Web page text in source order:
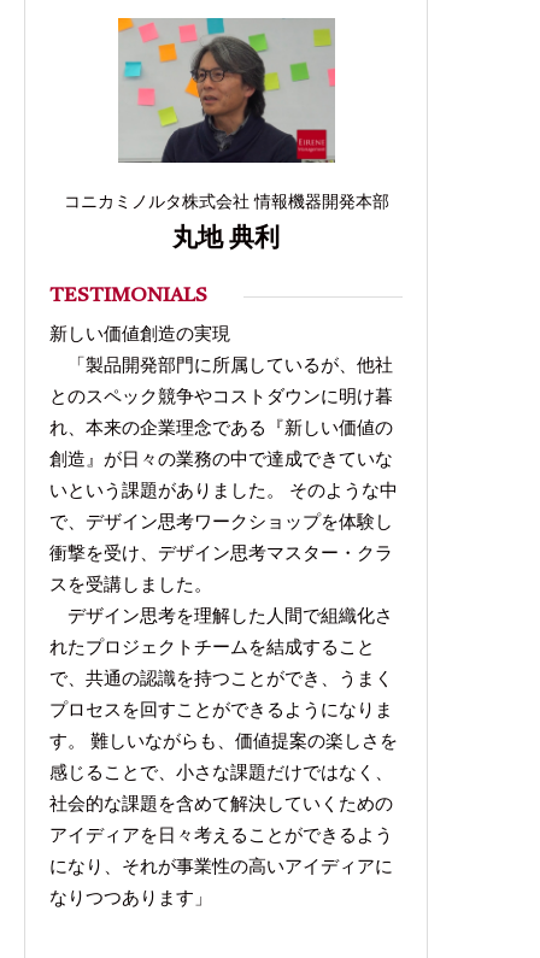
コニカミノルタ株式会社 情報機器開発本部
丸地 典利
TESTIMONIALS
新しい価値創造の実現
「製品開発部門に所属しているが、他社
とのスペック競争やコストダウンに明け暮
れ、本来の企業理念である『新しい価値の
創造』が日々の業務の中で達成できていな
いという課題がありました。 そのような中
で、デザイン思考ワークショップを体験し
衝撃を受け、デザイン思考マスター・クラ
スを受講しました。
デザイン思考を理解した人間で組織化さ
れたプロジェクトチームを結成すること
で、共通の認識を持つことができ、うまく
プロセスを回すことができるようになりま
す。 難しいながらも、価値提案の楽しさを
感じることで、小さな課題だけではなく、
社会的な課題を含めて解決していくための
アイディアを日々考えることができるよう
になり、それが事業性の高いアイディアに
なりつつあります」